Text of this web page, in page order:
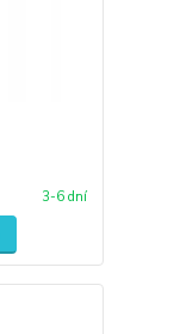
3-6 dní